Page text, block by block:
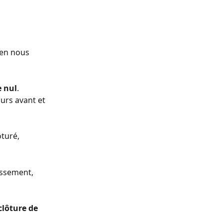
nous
nul.
avant et
de